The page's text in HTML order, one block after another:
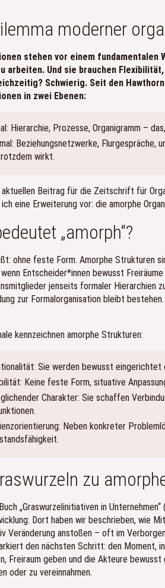
moderner
stehen vor einem fundamentalen
arbeiten. Und sie brauchen
Schwierig. Seit den
in zwei Ebenen:
Hierarchie, Prozesse, Organigramm –
Beziehungsnetzwerke, Flurgespräche,
wirkt.
aktuellen Beitrag für die Zeitschrift für
ich eine Erweiterung vor: die amorphe
„amorph“?
ohne feste Form. Amorphe Strukturen
Entscheider*innen bewusst
jenseits formaler Hierarchien
zur Formalorganisation bleibt
kennzeichnen amorphe Strukturen:
Sie werden bewusst eingerichtet
Keine feste Form, situative
Charakter: Sie schaffen
Neben konkreter
zu
„Graswurzelinitiativen in
Dort haben wir beschrieben, wie
Veränderung anstoßen – oft im
den nächsten Schritt: den Moment,
Freiraum geben und die Akteure
oder zu vereinnahmen.